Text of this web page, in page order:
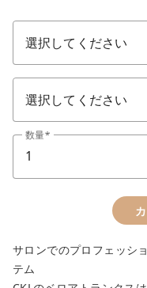
数量
サロンでのプロフェッシ
テム